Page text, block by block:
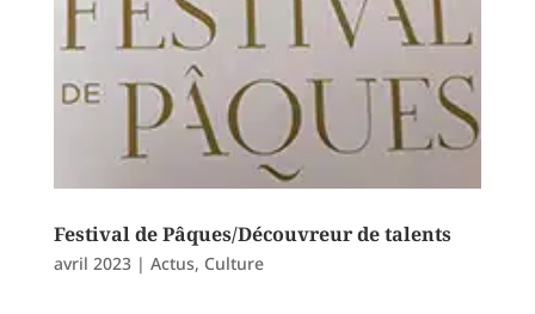
Festival de Pâques/Découvreur de talents
avril 2023| Actus, Culture